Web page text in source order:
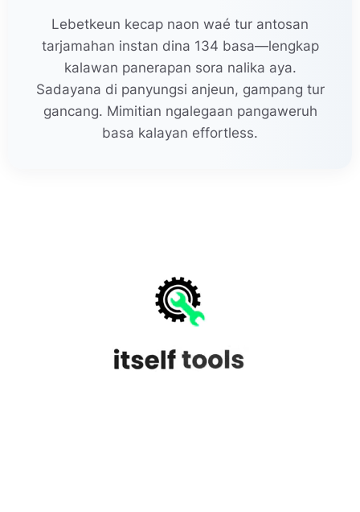
Lebetkeun kecap naon waé tur antosan
tarjamahan instan dina 134 basa—lengkap
kalawan panerapan sora nalika aya.
Sadayana di panyungsi anjeun, gampang tur
gancang. Mimitian ngalegaan pangaweruh
basa kalayan effortless.